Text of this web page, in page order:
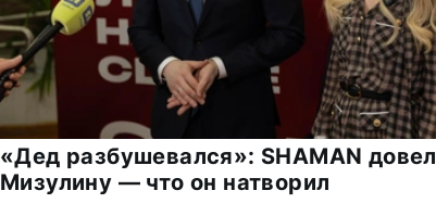
«Дед разбушевался»: SHAMAN довел
Мизулину — что он натворил